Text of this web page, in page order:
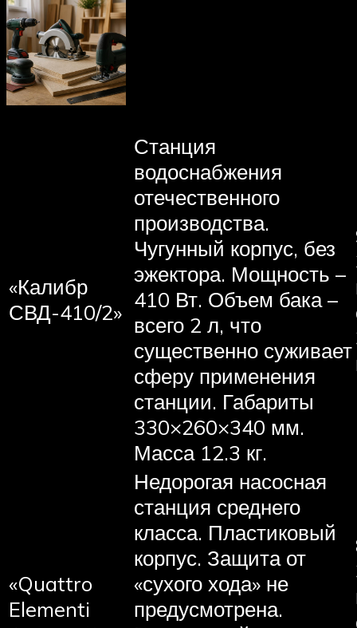
«Калибр
СВД-410/2»
Станция
водоснабжения
отечественного
производства.
Чугунный корпус, без
эжектора. Мощность –
410 Вт. Объем бака –
всего 2 л, что
существенно суживает
сферу применения
станции. Габариты
330×260×340 мм.
Масса 12.3 кг.
«Quattro
Elementi
Недорогая насосная
станция среднего
класса. Пластиковый
корпус. Защита от
«сухого хода» не
предусмотрена.